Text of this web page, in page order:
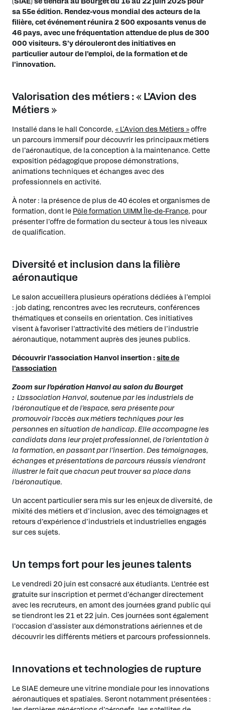
sa 55e édition. Rendez-vous mondial des acteurs de la
filière, cet événement réunira 2 500 exposants venus de
46 pays, avec une fréquentation attendue de plus de 300
000 visiteurs. S’y dérouleront des initiatives en
particulier autour de l’emploi, de la formation et de
l’innovation.
Valorisation des métiers : « L’Avion des
Métiers »
Installé dans le hall Concorde, « L’Avion des Métiers »offre
un parcours immersif pour découvrir les principaux métiers
de l’aéronautique, de la conception à la maintenance. Cette
exposition pédagogique propose démonstrations,
animations techniques et échanges avec des
professionnels en activité.
À noter : la présence de plus de 40 écoles et organismes de
formation, dont le Pôle formation UIMM Île-de-France, pour
présenter l’offre de formation du secteur à tous les niveaux
de qualification.
Diversité et inclusion dans la filière
aéronautique
Le salon accueillera plusieurs opérations dédiées à l’emploi
: job dating, rencontres avec les recruteurs, conférences
thématiques et conseils en orientation. Ces initiatives
visent à favoriser l’attractivité des métiers de l’industrie
aéronautique, notamment auprès des jeunes publics.
Découvrir l’association Hanvol insertion : site de
l’association
Zoom sur l’opération Hanvol au salon du Bourget
: L’association Hanvol, soutenue par les industriels de
l’aéronautique et de l’espace, sera présente pour
promouvoir l’accès aux métiers techniques pour les
personnes en situation de handicap. Elle accompagne les
candidats dans leur projet professionnel, de l’orientation à
la formation, en passant par l’insertion. Des témoignages,
échanges et présentations de parcours réussis viendront
illustrer le fait que chacun peut trouver sa place dans
l’aéronautique.
Un accent particulier sera mis sur les enjeux de diversité, de
mixité des métiers et d’inclusion, avec des témoignages et
retours d’expérience d’industriels et industrielles engagés
sur ces sujets.
Un temps fort pour les jeunes talents
Le vendredi 20 juin est consacré aux étudiants. L’entrée est
gratuite sur inscription et permet d’échanger directement
avec les recruteurs, en amont des journées grand public qui
se tiendront les 21 et 22 juin. Ces journées sont également
l’occasion d’assister aux démonstrations aériennes et de
découvrir les différents métiers et parcours professionnels.
Innovations et technologies de rupture
Le SIAE demeure une vitrine mondiale pour les innovations
aéronautiques et spatiales. Seront notamment présentées :